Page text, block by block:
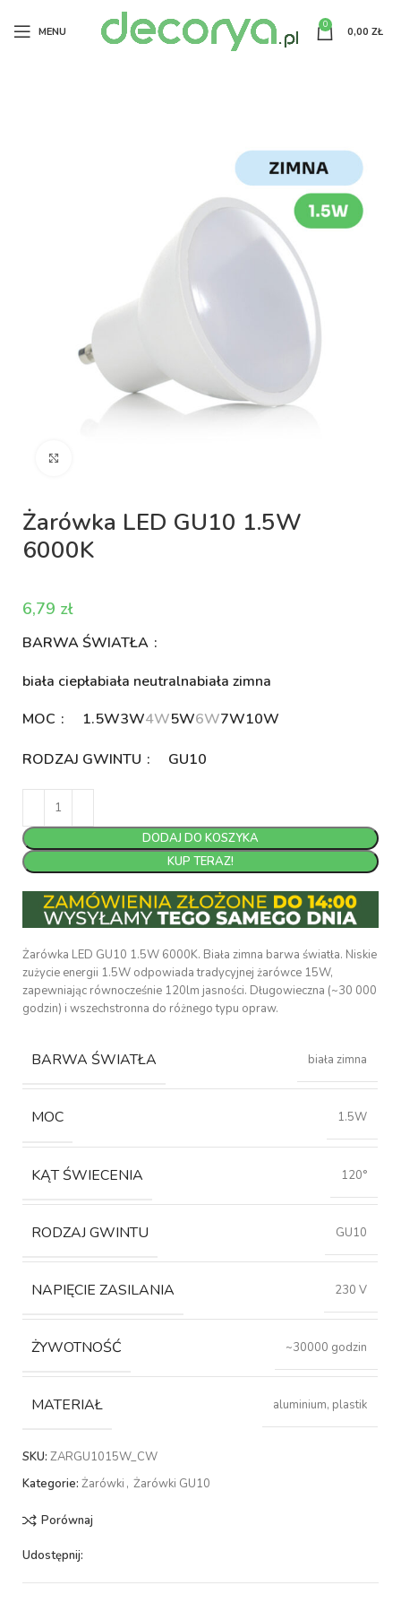
MENU
0
0,00 ZŁ
Żarówka LED GU10 1.5W
6000K
zł
BARWA ŚWIATŁA
biała ciepłabiała neutralnabiała zimna
MOC
1.5W3W4W5W6W7W10W
RODZAJ GWINTU GU10
DODAJ DO KOSZYKA
KUP TERAZ!
Żarówka LED GU10 1.5W 6000K. Biała zimna barwa światła. Niskie
zużycie energii 1.5W odpowiada tradycyjnej żarówce 15W,
zapewniając równocześnie 120lm jasności. Długowieczna (~30 000
godzin) i wszechstronna do różnego typu opraw.
BARWA ŚWIATŁA biała zimna
MOC 1.5W
KĄT ŚWIECENIA 120°
RODZAJ GWINTU GU10
NAPIĘCIE ZASILANIA 230 V
ŻYWOTNOŚĆ ~30000 godzin
MATERIAŁ aluminium, plastik
SKU:ZARGU1015W_CW
Kategorie: Żarówki , Żarówki GU10
Porównaj
Udostępnij: